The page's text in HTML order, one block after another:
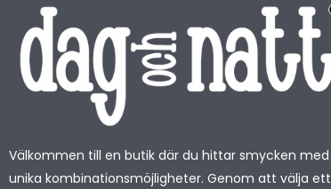
Välkommen till en butik där du hittar smycken med
unika kombinationsmöjligheter. Genom att välja ett